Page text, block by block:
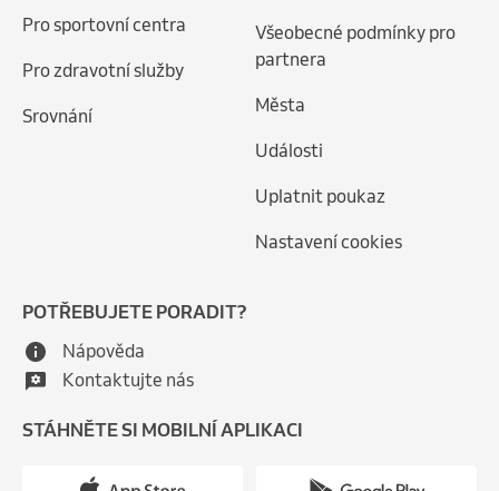
Pro sportovní centra
Pro zdravotní služby
Srovnání
Všeobecné podmínky pro
partnera
Města
Události
Uplatnit poukaz
Nastavení cookies
POTŘEBUJETE PORADIT?
Nápověda
Kontaktujte nás
STÁHNĚTE SI MOBILNÍ APLIKACI